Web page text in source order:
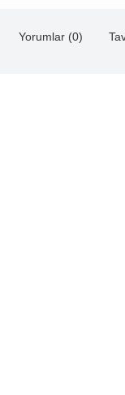
Yorumlar (0)